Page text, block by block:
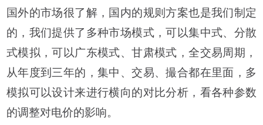
国外的市场很了解，国内的规则方案也是我们制定
的，我们提供了多种市场模式，可以集中式、分散
式模拟，可以广东模式、甘肃模式，全交易周期，
从年度到三年的，集中、交易、撮合都在里面，多
模拟可以设计来进行横向的对比分析，看各种参数
的调整对电价的影响。